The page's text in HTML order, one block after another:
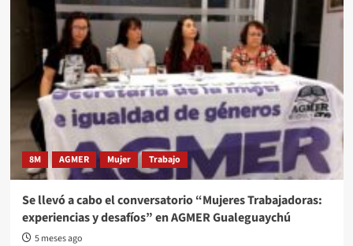
Malvinas:
Convocatoria
a
la
proyección
del
documental
Nosotras
también
estuvimos
8M AGMER Mujer Trabajo
Se llevó a cabo el conversatorio “Mujeres Trabajadoras:
experiencias y desafíos” en AGMER Gualeguaychú
5 meses ago